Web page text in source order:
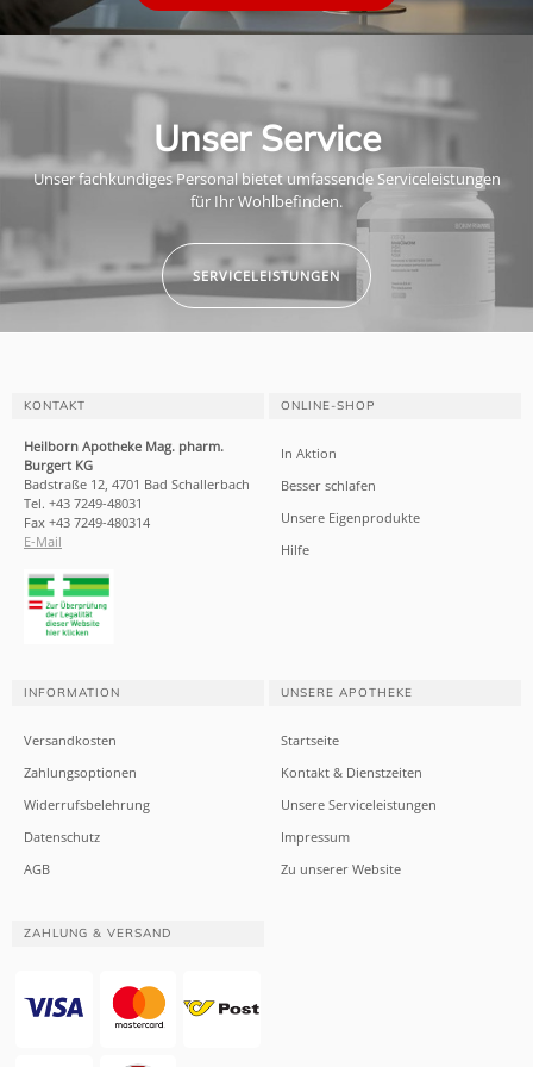
Unser Service
Unser fachkundiges Personal bietet umfassende Serviceleistungen
für Ihr Wohlbefinden.
SERVICELEISTUNGEN
KONTAKT
Heilborn Apotheke Mag. pharm.
Burgert KG
Badstraße 12, 4701 Bad Schallerbach
Tel. +43 7249-48031
Fax +43 7249-480314
E-Mail
ONLINE-SHOP
In Aktion
Besser schlafen
Unsere Eigenprodukte
Hilfe
INFORMATION
Versandkosten
Zahlungsoptionen
Widerrufsbelehrung
Datenschutz
AGB
UNSERE APOTHEKE
Startseite
Kontakt & Dienstzeiten
Unsere Serviceleistungen
Impressum
Zu unserer Website
ZAHLUNG & VERSAND